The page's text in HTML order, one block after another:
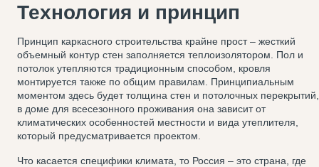
Технология и принцип
Принцип каркасного строительства крайне прост – жесткий
объемный контур стен заполняется теплоизолятором. Пол и
потолок утепляются традиционным способом, кровля
монтируется также по общим правилам. Принципиальным
моментом здесь будет толщина стен и потолочных перекрытий,
в доме для всесезонного проживания она зависит от
климатических особенностей местности и вида утеплителя,
который предусматривается проектом.
Что касается специфики климата, то Россия – это страна, где